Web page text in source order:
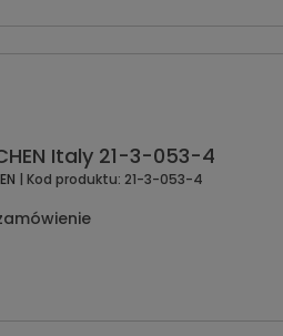
Italy 21-3-053-4
| Kod produktu: 21-3-053-4